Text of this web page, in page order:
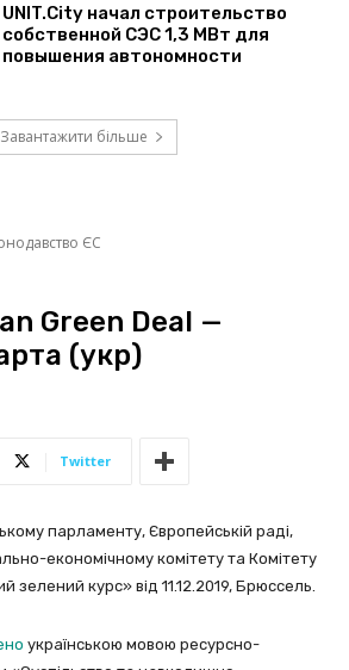
UNIT.City начал строительство
собственной СЭС 1,3 МВт для
повышения автономности
Завантажити більше